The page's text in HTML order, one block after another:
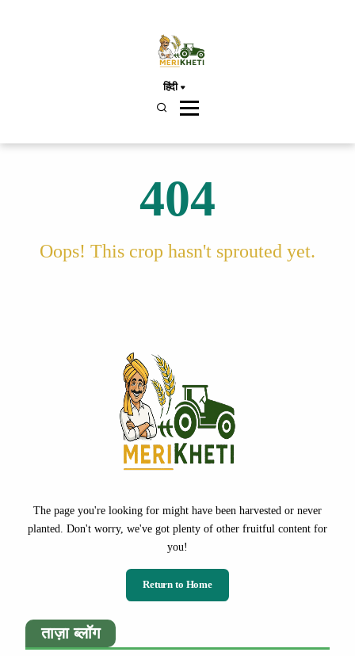
हिंदी
404
Oops! This crop hasn't sprouted yet.
The page you're looking for might have been harvested or never
planted. Don't worry, we've got plenty of other fruitful content for
you!
Return to Home
ताज़ा ब्लॉग